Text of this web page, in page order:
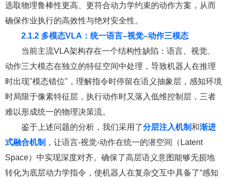
选取物理鲁棒性更高、更符合动力学约束的动作方案，从而
确保作业执行的高效性与绝对安全性。
2.1.2 多模态VLA：统一语言–视觉–动作三模态
当前主流VLA架构存在一个结构性缺陷：语言、视觉、
动作三大模态在独立的特征空间中处理，导致机器人在推理
时出现"模态错位"，理解指令时停留在语义抽象层，感知环境
时局限于像素特征层，执行动作时又落入低维控制层，三者
难以形成统一的物理决策流。
鉴于上述问题的分析，我们采用了分层注入机制和渐进
式融合机制 ，让语言-视觉-动作在统一的潜空间（Latent
Space）中实现深度对齐。确保了高层语义意图能够无损地
转化为底层动力学指令，使机器人在复杂交互中具备了“感知